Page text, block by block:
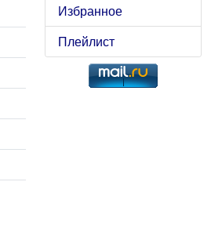
Избранное
Плейлист